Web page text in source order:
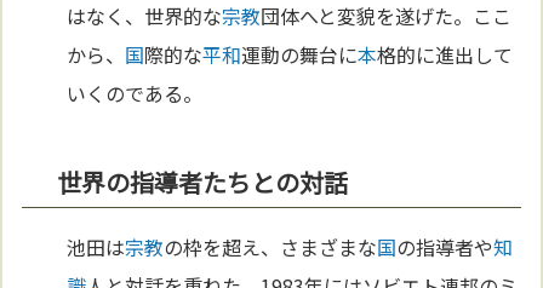
はなく、世界的な宗教団体へと変貌を遂げた。ここ
から、 国際的な平和運動の舞台に本格的に進出して
いくのである。
世界の指導者たちとの対話
池田は宗教の枠を超え、さまざまな国の指導者や知